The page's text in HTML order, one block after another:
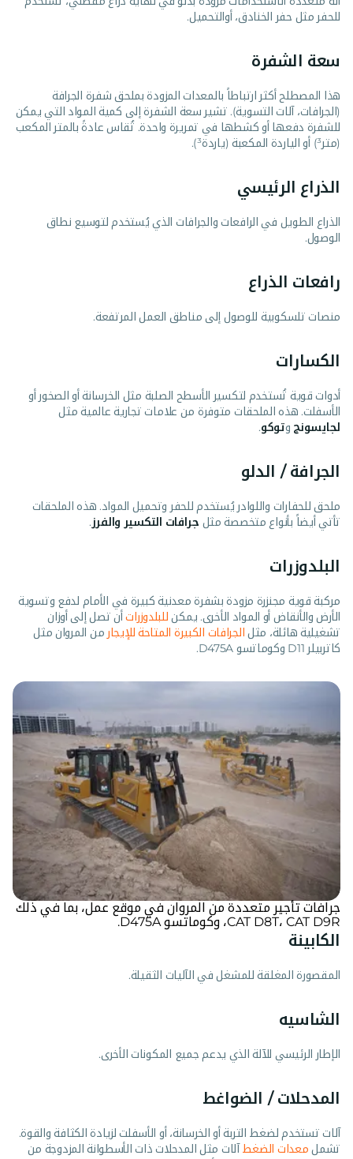
للحفر مثل حفر الخنادق، أوالتحميل.
سعة الشفرة
هذا المصطلح أكثر ارتباطاً بالمعدات المزودة بملحق شفرة الجرافة
(الجرافات، آلات التسوية). تشير سعة الشفرة إلى كمية المواد التي يمكن
للشفرة دفعها أو كشطها في تمريرة واحدة. تُقاس عادةً بالمتر المكعب
(متر³) أو الياردة المكعبة (ياردة³).
الذراع الرئيسي
الذراع الطويل في الرافعات والجرافات الذي يُستخدم لتوسيع نطاق
الوصول.
رافعات الذراع
منصات تلسكوبية للوصول إلى مناطق العمل المرتفعة.
الكسارات
أدوات قوية تُستخدم لتكسير الأسطح الصلبة مثل الخرسانة أو الصخور أو
الأسفلت. هذه الملحقات متوفرة من علامات تجارية عالمية مثل
لجايسونج وتوكو.
الجرافة / الدلو
ملحق للحفارات واللوادر يُستخدم للحفر وتحميل المواد. هذه الملحقات
تأتي أيضاً بأنواع متخصصة مثل جرافات التكسير والفرز .
البلدوزرات
مركبة قوية مجنزرة مزودة بشفرة معدنية كبيرة في الأمام لدفع وتسوية
الأرض والأنقاض أو المواد الأخرى. يمكن للبلدوزراتأن تصل إلى أوزان
تشغيلية هائلة، مثلالجرافات الكبيرة المتاحة للإيجار من المروان مثل
كاتربيلر D11 وكوماتسو D475A.
جرافات تأجير متعددة من المروان في موقع عمل، بما في ذلك
CAT D8T، CAT D9R، وكوماتسو D475A.
الكابينة
المقصورة المغلقة للمشغل في الآليات الثقيلة.
الشاسيه
الإطار الرئيسي للآلة الذي يدعم جميع المكونات الأخرى.
المدحلات / الضواغط
آلات تستخدم لضغط التربة أو الخرسانة، أو الأسفلت لزيادة الكثافة والقوة.
تشمل معدات الضغطآلات مثل المدحلات ذات الأسطوانة المزدوجة من